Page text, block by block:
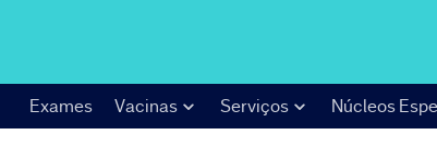
Exames Vacinas Serviços Núcleos